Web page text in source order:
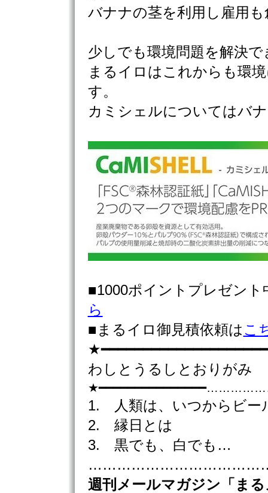
バナナの茎を利用し雇用
少しでも環境問題を解決
まるイロはこれからも環
す。
カミシェルについてはバ
■1000ポイントプレゼン
ら
■まるイロ御見積依頼はこ
わしとうるしとおりがみ
1. 人類は、いつからビ
2. 縁日とは
3. 黒でも、白でも…
週刊 メールマガジン「ま